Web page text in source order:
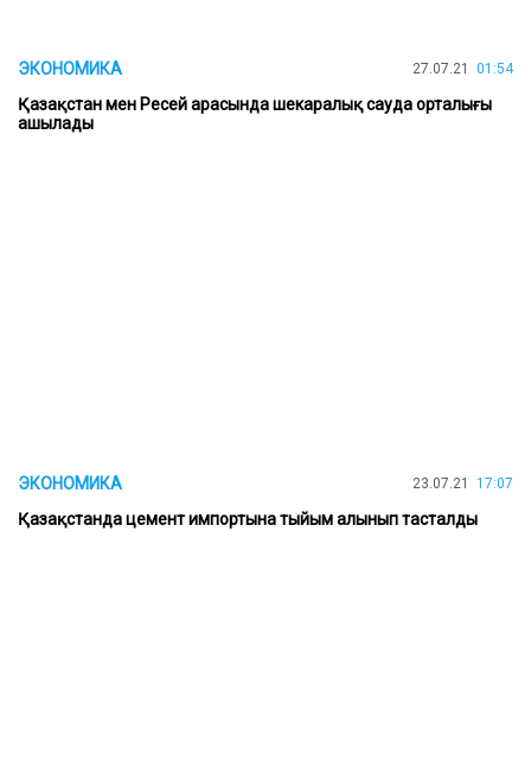
ЭКОНОМИКА 27.07.21 01:54
Қазақстан мен Ресей арасында шекаралық сауда орталығы
ашылады
ЭКОНОМИКА 23.07.21 17:07
Қазақстанда цемент импортына тыйым алынып тасталды